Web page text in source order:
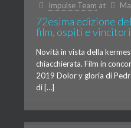
Impulse Team at
72esima edizione
film, ospiti e vincitori
Novità in vista della
chiacchierata. Film in
2019 Dolor y gloria di
di […]